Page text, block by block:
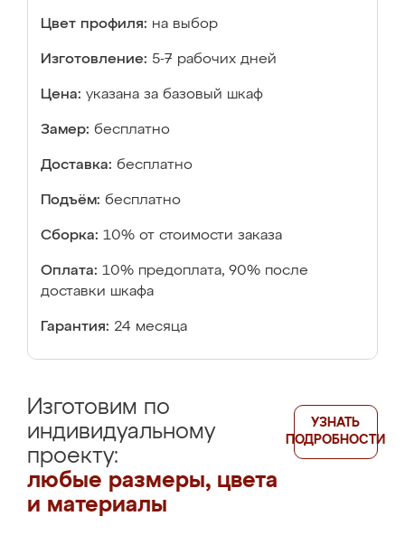
Цвет профиля: на выбор
Изготовление: 5-7 рабочих дней
Цена: указана за базовый шкаф
Замер: бесплатно
Доставка: бесплатно
Подъём: бесплатно
Сборка: 10% от стоимости заказа
Оплата: 10% предоплата, 90% после
доставки шкафа
Гарантия: 24 месяца
Изготовим по
индивидуальному
проекту:
любые размеры, цвета
и материалы
УЗНАТЬ
ПОДРОБНОСТИ